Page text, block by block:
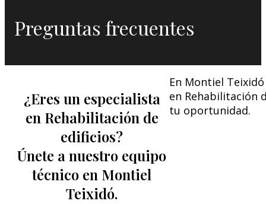
Preguntas frecuentes
¿Eres un especialista
en Rehabilitación de
edificios?
Únete a nuestro equipo
técnico en Montiel
Teixidó.
En Montiel
en Rehabilitación
tu oportunidad.